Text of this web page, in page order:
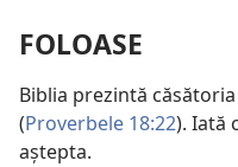
FOLOASE
Biblia prezintă
(Proverbele 18:22). Iată
aştepta.